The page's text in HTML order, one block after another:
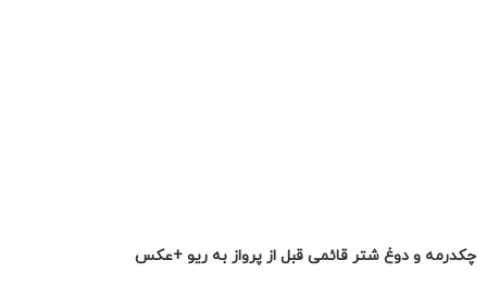
چکدرمه و دوغ شتر قائمی قبل از پرواز به ریو +عکس